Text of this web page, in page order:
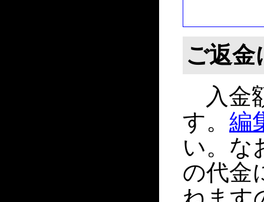
ご返金
入金
す。 編
い。な
の代金